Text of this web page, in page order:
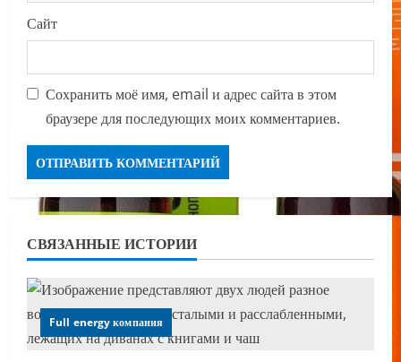
Сайт
Сохранить моё имя, email и адрес сайта в этом
браузере для последующих моих комментариев.
СВЯЗАННЫЕ ИСТОРИИ
Full energy компания